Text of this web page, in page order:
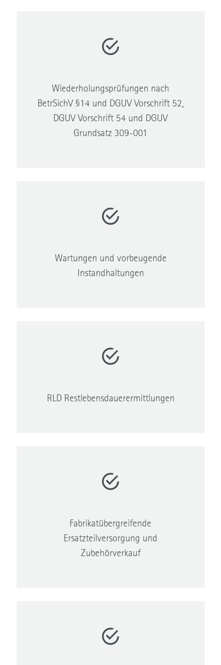
Wiederholungsprüfungen nach
BetrSichV §14 und DGUV Vorschrift 52,
DGUV Vorschrift 54 und DGUV
Grundsatz 309-001
Wartungen und vorbeugende
Instandhaltungen
RLD Restlebensdauerermittlungen
Fabrikatübergreifende
Ersatzteilversorgung und
Zubehörverkauf